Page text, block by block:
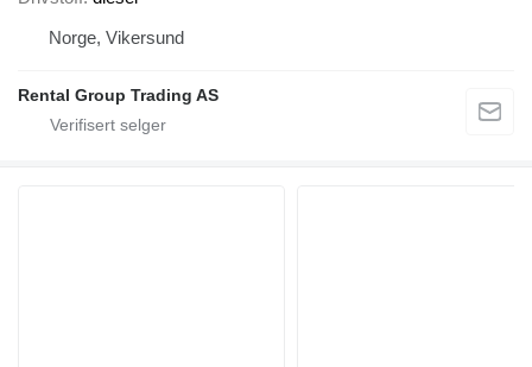
Norge, Vikersund
Rental Group Trading AS